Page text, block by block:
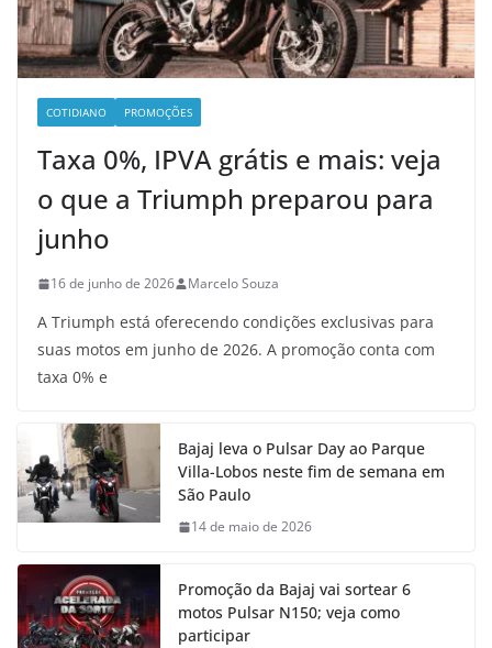
COTIDIANO PROMOÇÕES
Taxa 0%, IPVA grátis e mais: veja
o que a Triumph preparou para
junho
16 de junho de 2026 Marcelo Souza
A Triumph está oferecendo condições exclusivas para
suas motos em junho de 2026. A promoção conta com
taxa 0% e
Bajaj leva o Pulsar Day ao Parque
Villa-Lobos neste fim de semana em
São Paulo
14 de maio de 2026
Promoção da Bajaj vai sortear 6
motos Pulsar N150; veja como
participar